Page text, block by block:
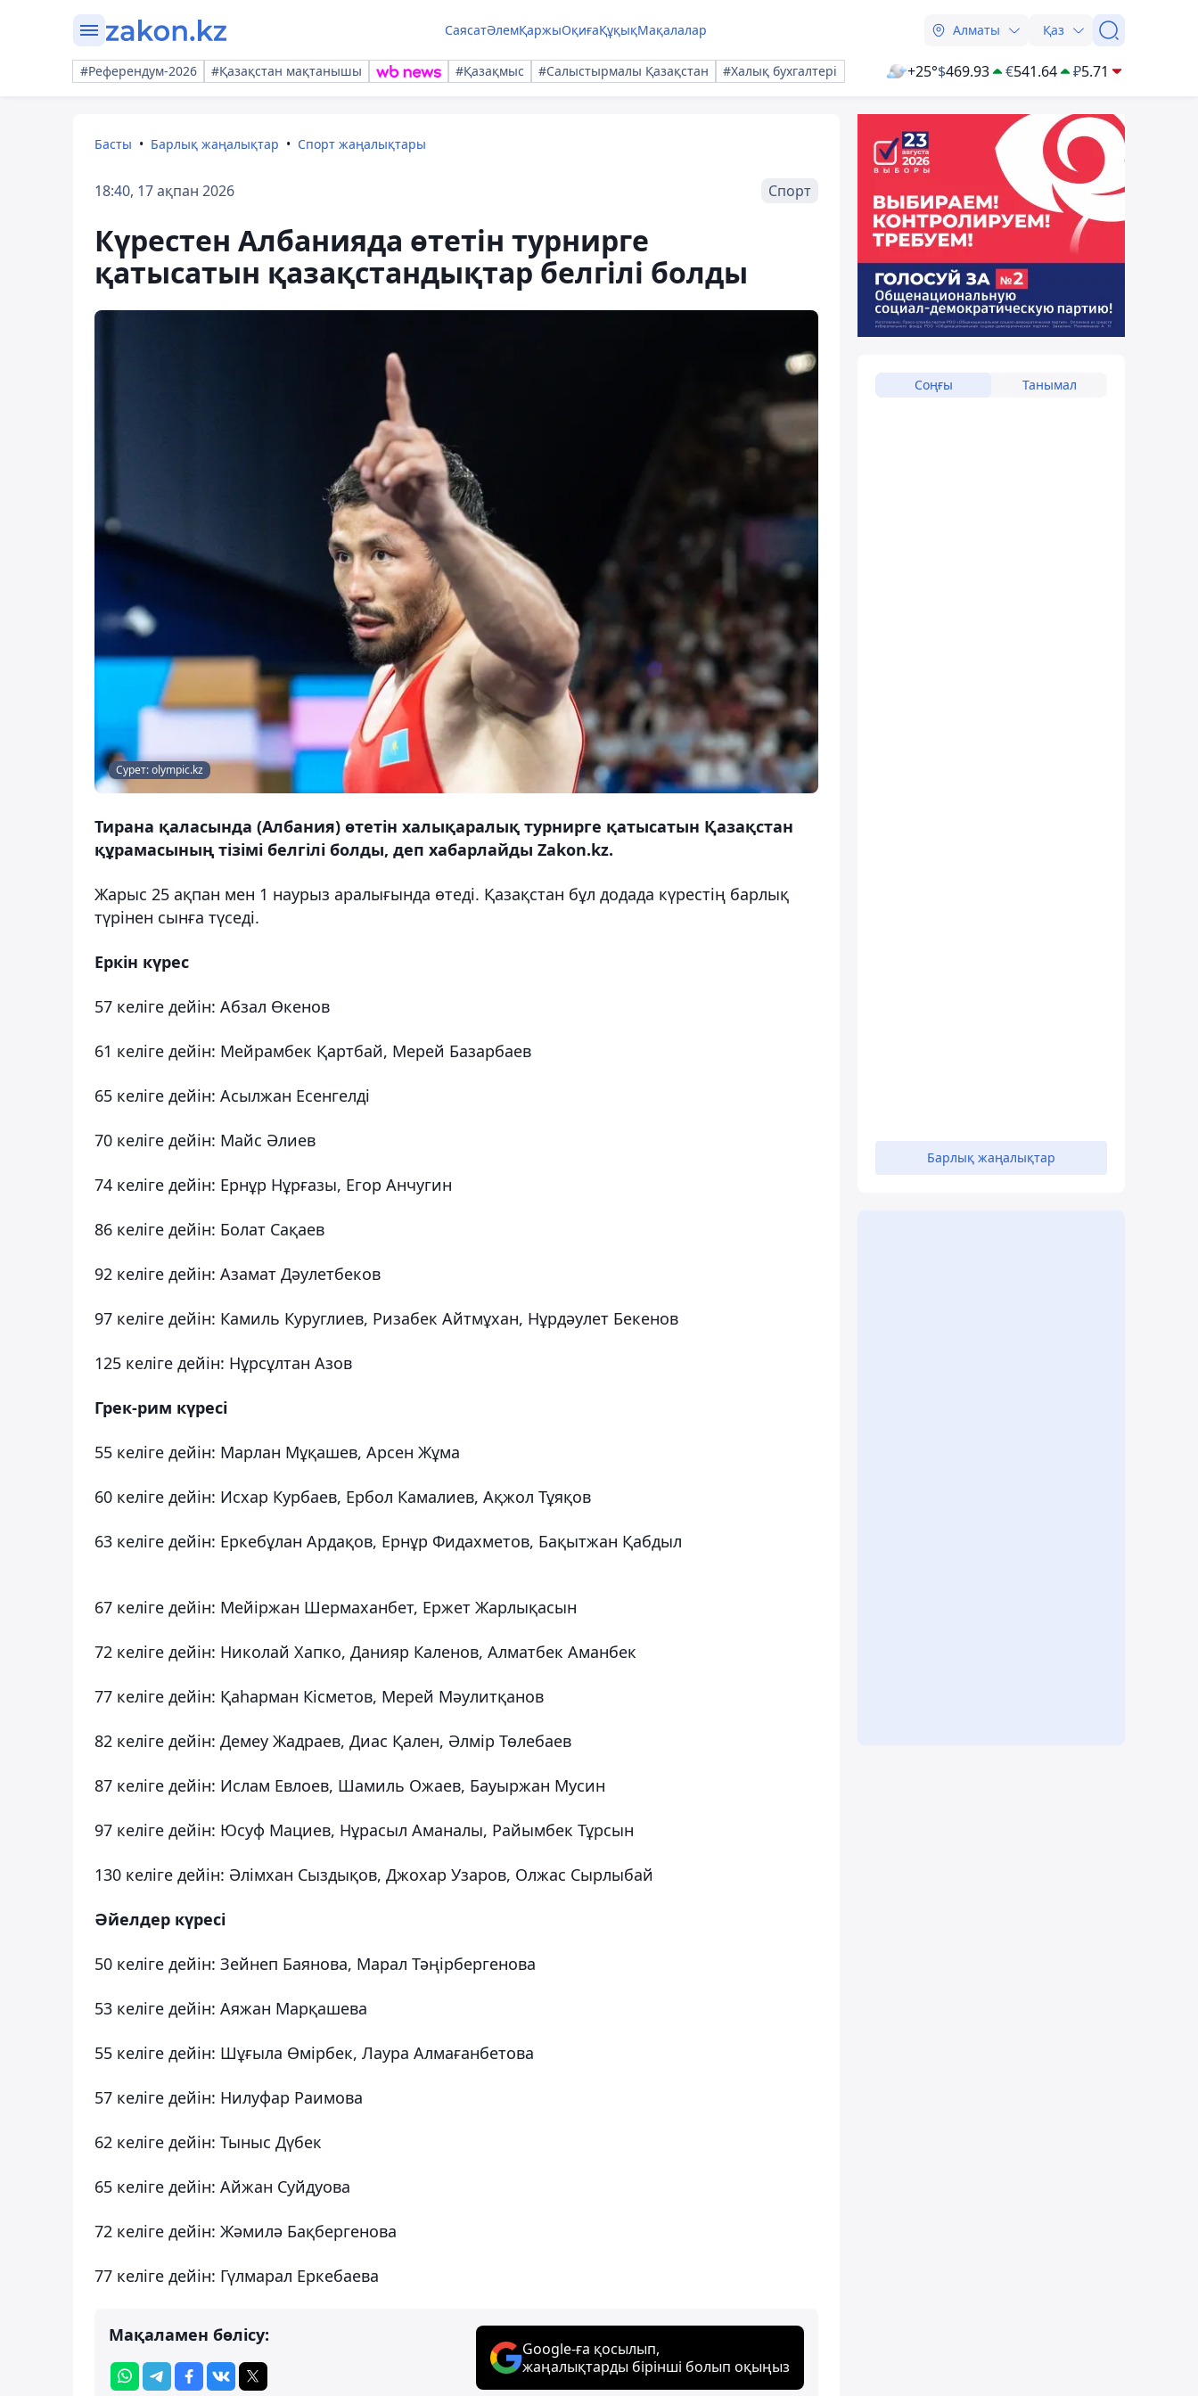
СаясатӘлемҚаржыОқиғаҚұқықМақалалар Алматы Қаз
#Референдум-2026 #Қазақстан мақтанышы #Қазақмыс #Салыстырмалы Қазақстан #Халық бухгалтері +25°$469.93 €541.64 ₽5.71
Басты Барлық жаңалықтар Спорт жаңалықтары
18:40, 17 ақпан 2026 Спорт
Күрестен Албанияда өтетін турнирге
қатысатын қазақстандықтар белгілі болды
Сурет: olympic.kz
Тирана қаласында (Албания) өтетін халықаралық турнирге қатысатын Қазақстан
құрамасының тізімі белгілі болды, деп хабарлайды Zakon.kz.
Жарыс 25 ақпан мен 1 наурыз аралығында өтеді. Қазақстан бұл додада күрестің барлық
түрінен сынға түседі.
Еркін күрес
57 келіге дейін: Абзал Өкенов
61 келіге дейін: Мейрамбек Қартбай, Мерей Базарбаев
65 келіге дейін: Асылжан Есенгелді
70 келіге дейін: Майс Әлиев
74 келіге дейін: Ернұр Нұрғазы, Егор Анчугин
86 келіге дейін: Болат Сақаев
92 келіге дейін: Азамат Дәулетбеков
97 келіге дейін: Камиль Куруглиев, Ризабек Айтмұхан, Нұрдәулет Бекенов
125 келіге дейін: Нұрсұлтан Азов
Грек-рим күресі
55 келіге дейін: Марлан Мұқашев, Арсен Жұма
60 келіге дейін: Исхар Курбаев, Ербол Камалиев, Ақжол Тұяқов
63 келіге дейін: Еркебұлан Ардақов, Ернұр Фидахметов, Бақытжан Қабдыл
67 келіге дейін: Мейіржан Шермаханбет, Ержет Жарлықасын
72 келіге дейін: Николай Хапко, Данияр Каленов, Алматбек Аманбек
77 келіге дейін: Қаһарман Кісметов, Мерей Мәулитқанов
82 келіге дейін: Демеу Жадраев, Диас Қален, Әлмір Төлебаев
87 келіге дейін: Ислам Евлоев, Шамиль Ожаев, Бауыржан Мусин
97 келіге дейін: Юсуф Мациев, Нұрасыл Аманалы, Райымбек Тұрсын
130 келіге дейін: Әлімхан Сыздықов, Джохар Узаров, Олжас Сырлыбай
Әйелдер күресі
50 келіге дейін: Зейнеп Баянова, Марал Тәңірбергенова
53 келіге дейін: Аяжан Марқашева
55 келіге дейін: Шұғыла Өмірбек, Лаура Алмағанбетова
57 келіге дейін: Нилуфар Раимова
62 келіге дейін: Тыныс Дүбек
65 келіге дейін: Айжан Суйдуова
72 келіге дейін: Жәмилә Бақбергенова
77 келіге дейін: Гүлмарал Еркебаева
Мақаламен бөлісу:
Google-ға қосылып,
жаңалықтарды бірінші болып оқыңыз
Соңғы Танымал
Барлық жаңалықтар